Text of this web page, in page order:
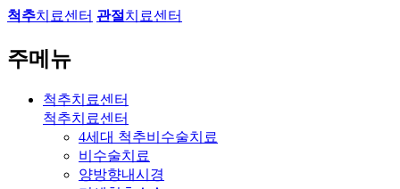
척추치료센터 관절 치료센터
주메뉴
척추치료센터
척추치료센터
4세대 척추비수술치료
비수술치료
양방향내시경